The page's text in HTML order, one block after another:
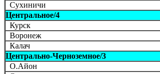
Сухиничи
Центральное/4
Курск
Воронеж
Калач
Центрально-Черноземное/3
О.Айон